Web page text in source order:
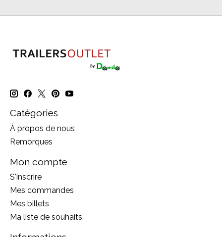
Catégories
À propos de nous
Remorques
Mon compte
S'inscrire
Mes commandes
Mes billets
Ma liste de souhaits